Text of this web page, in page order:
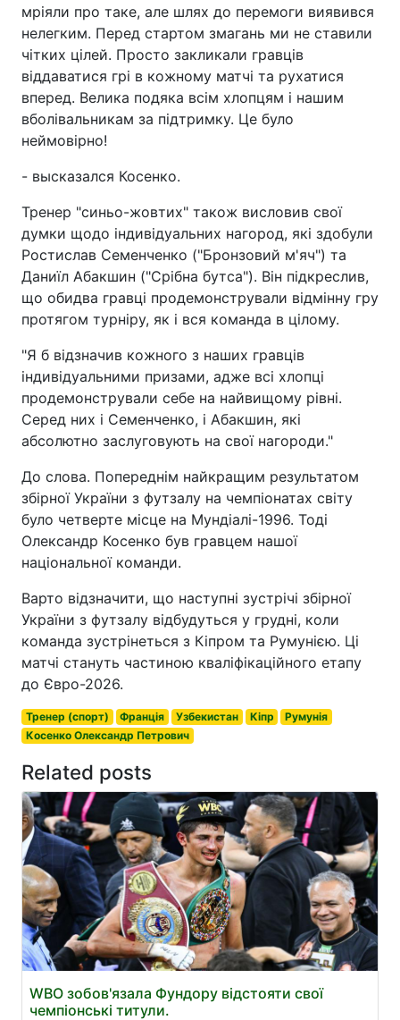
мріяли про таке, але шлях до перемоги виявився
нелегким. Перед стартом змагань ми не ставили
чітких цілей. Просто закликали гравців
віддаватися грі в кожному матчі та рухатися
вперед. Велика подяка всім хлопцям і нашим
вболівальникам за підтримку. Це було
неймовірно!
- высказался Косенко.
Тренер "синьо-жовтих" також висловив свої
думки щодо індивідуальних нагород, які здобули
Ростислав Семенченко ("Бронзовий м'яч") та
Даниїл Абакшин ("Срібна бутса"). Він підкреслив,
що обидва гравці продемонстрували відмінну гру
протягом турніру, як і вся команда в цілому.
"Я б відзначив кожного з наших гравців
індивідуальними призами, адже всі хлопці
продемонстрували себе на найвищому рівні.
Серед них і Семенченко, і Абакшин, які
абсолютно заслуговують на свої нагороди."
До слова. Попереднім найкращим результатом
збірної України з футзалу на чемпіонатах світу
було четверте місце на Мундіалі-1996. Тоді
Олександр Косенко був гравцем нашої
національної команди.
Варто відзначити, що наступні зустрічі збірної
України з футзалу відбудуться у грудні, коли
команда зустрінеться з Кіпром та Румунією. Ці
матчі стануть частиною кваліфікаційного етапу
до Євро-2026.
Тренер (спорт) Франція Узбекистан Кіпр
Румунія
Косенко Олександр Петрович
Related posts
WBO зобов'язала Фундору відстояти свої
чемпіонські титули.